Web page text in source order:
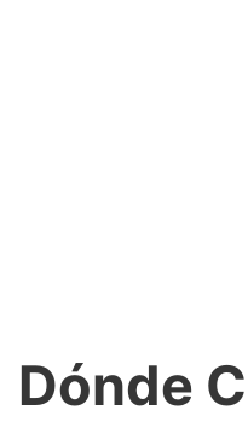
Dónde